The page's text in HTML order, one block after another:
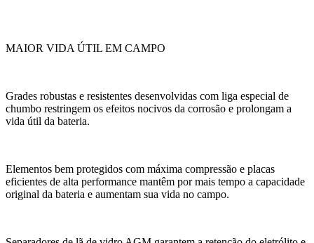
MAIOR VIDA ÚTIL EM CAMPO
Grades robustas e resistentes desenvolvidas com liga especial de
chumbo restringem os efeitos nocivos da corrosão e prolongam a
vida útil da bateria.
Elementos bem protegidos com máxima compressão e placas
eficientes de alta performance mantêm por mais tempo a capacidade
original da bateria e aumentam sua vida no campo.